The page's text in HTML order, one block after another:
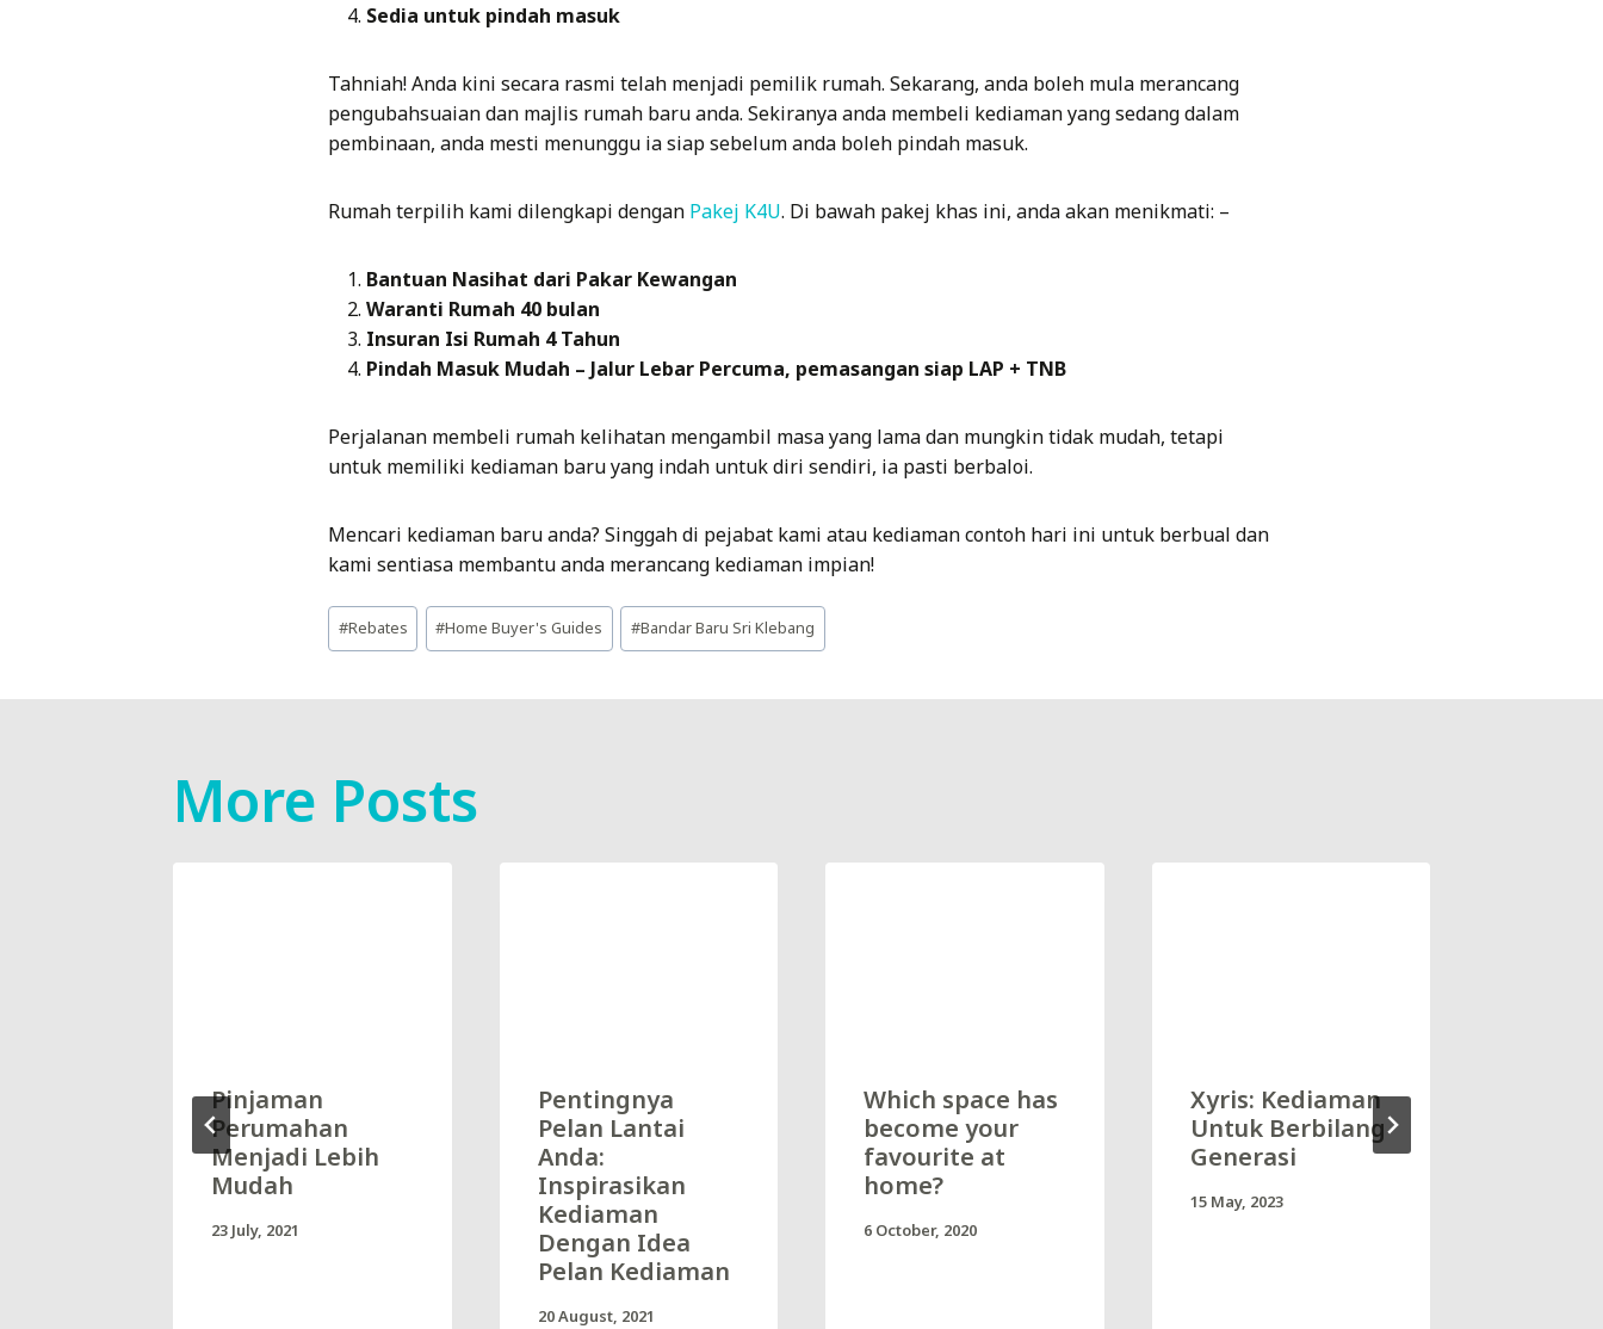
Sedia untuk pindah masuk
Tahniah! Anda kini secara rasmi telah menjadi pemilik rumah. Sekarang, anda boleh mula merancang
pengubahsuaian dan majlis rumah baru anda. Sekiranya anda membeli kediaman yang sedang dalam
pembinaan, anda mesti menunggu ia siap sebelum anda boleh pindah masuk.
Rumah terpilih kami dilengkapi dengan Pakej K4U. Di bawah pakej khas ini, anda akan menikmati: –
Bantuan Nasihat dari Pakar Kewangan
Waranti Rumah 40 bulan
Insuran Isi Rumah 4 Tahun
Pindah Masuk Mudah – Jalur Lebar Percuma, pemasangan siap LAP + TNB
Perjalanan membeli rumah kelihatan mengambil masa yang lama dan mungkin tidak mudah, tetapi
untuk memiliki kediaman baru yang indah untuk diri sendiri, ia pasti berbaloi.
Mencari kediaman baru anda? Singgah di pejabat kami atau kediaman contoh hari ini untuk berbual dan
kami sentiasa membantu anda merancang kediaman impian!
Post
Tags:
#Rebates #Home Buyer's Guides #Bandar Baru Sri Klebang
More Posts
Pinjaman
Perumahan
Menjadi Lebih
Mudah
23 July, 2021
Pentingnya
Pelan Lantai
Anda:
Inspirasikan
Kediaman
Dengan Idea
Pelan Kediaman
20 August, 2021
Which space has
become your
favourite at
home?
6 October, 2020
Xyris: Kediaman
Untuk Berbilang
Generasi
15 May, 2023